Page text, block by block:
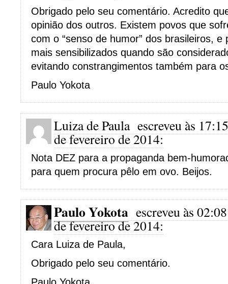
Obrigado pelo seu comentário. Acredito
opinião dos outros. Existem povos que
com o “senso de humor” dos brasileiros,
mais sensibilizados quando são
evitando constrangimentos também para
Paulo Yokota
Luiza de Paula escreveu às
de fevereiro de 2014:
Nota DEZ para a propaganda bem-
para quem procura pêlo em ovo. Beijos.
Paulo Yokota escreveu às
de fevereiro de 2014:
Cara Luiza de Paula,
Obrigado pelo seu comentário.